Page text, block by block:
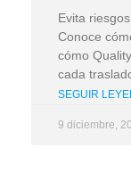
Evita
Conoce
cómo
cada
SEGUIR
9 diciembre,